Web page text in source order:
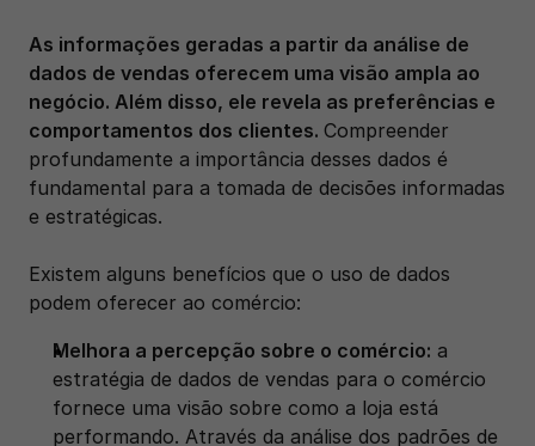
As informações geradas a partir da análise de
dados de vendas oferecem uma visão ampla ao
negócio. Além disso, ele revela as preferências e
comportamentos dos clientes. Compreender
profundamente a importância desses dados é
fundamental para a tomada de decisões informadas
e estratégicas.
Existem alguns benefícios que o uso de dados
podem oferecer ao comércio:
Melhora a percepção sobre o comércio: a
estratégia de dados de vendas para o comércio
fornece uma visão sobre como a loja está
performando. Através da análise dos padrões de